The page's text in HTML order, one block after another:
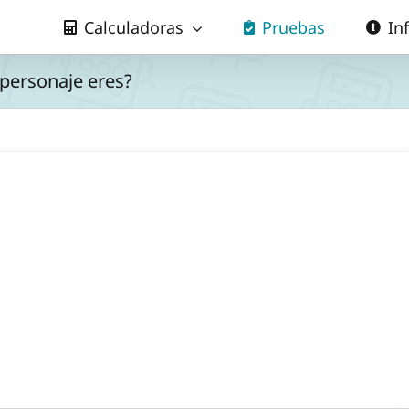
Calculadoras Pruebas
eres?